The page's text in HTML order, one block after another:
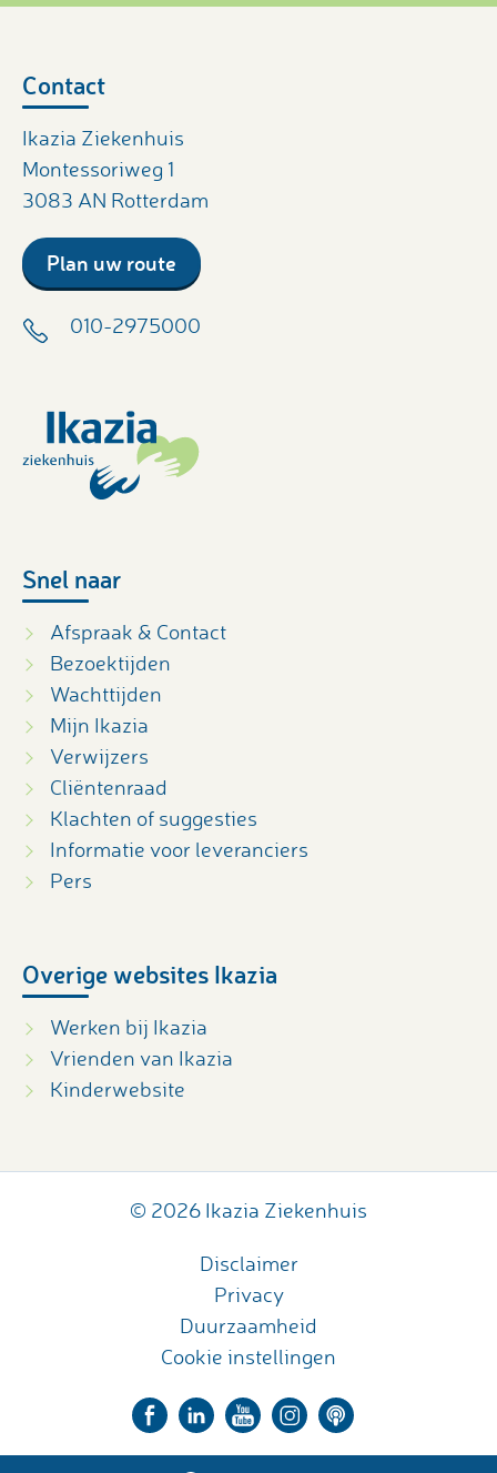
Contact
Ikazia Ziekenhuis
Montessoriweg 1
3083 AN Rotterdam
Plan uw route
010-2975000
Snel naar
Afspraak & Contact
Bezoektijden
Wachttijden
Mijn Ikazia
Verwijzers
Cliëntenraad
Klachten of suggesties
Informatie voor leveranciers
Pers
Overige websites Ikazia
Werken bij Ikazia
Vrienden van Ikazia
Kinderwebsite
© 2026 Ikazia Ziekenhuis
Disclaimer
Privacy
Duurzaamheid
Cookie instellingen